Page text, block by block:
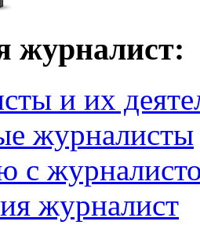
журналист:
и их
журналисты
с
журналист